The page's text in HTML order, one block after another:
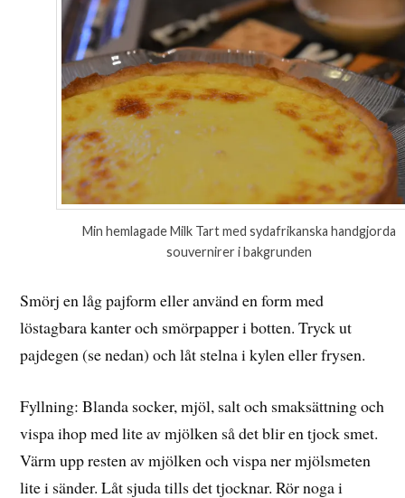
Min hemlagade Milk Tart med sydafrikanska handgjorda
souvernirer i bakgrunden
Smörj en låg pajform eller använd en form med
löstagbara kanter och smörpapper i botten. Tryck ut
pajdegen (se nedan) och låt stelna i kylen eller frysen.
Fyllning: Blanda socker, mjöl, salt och smaksättning och
vispa ihop med lite av mjölken så det blir en tjock smet.
Värm upp resten av mjölken och vispa ner mjölsmeten
lite i sänder. Låt sjuda tills det tjocknar. Rör noga i